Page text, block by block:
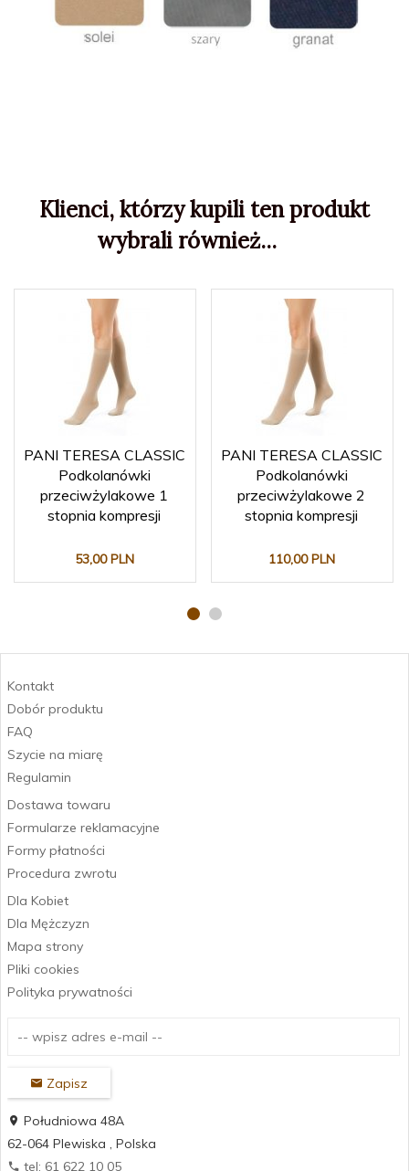
Klienci, którzy kupili ten produkt
wybrali również...
PANI TERESA CLASSIC
Podkolanówki
przeciwżylakowe 1
stopnia kompresji
53,00 PLN
PANI TERESA CLASSIC
Podkolanówki
przeciwżylakowe 2
stopnia kompresji
110,00 PLN
Kontakt
Dobór produktu
FAQ
Szycie na miarę
Regulamin
Dostawa towaru
Formularze reklamacyjne
Formy płatności
Procedura zwrotu
Dla Kobiet
Dla Mężczyzn
Mapa strony
Pliki cookies
Polityka prywatności
Zapisz
Południowa 48A
62-064 Plewiska , Polska
tel: 61 622 10 05